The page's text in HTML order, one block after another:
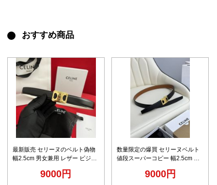
おすすめ商品
最新販売 セリーヌのベルト偽物
幅2.5cm 男女兼用 レザー ビジネ
9000円
数量限定の爆買 セリーヌベルト
値段スーパーコピー 幅2.5cm 優
9000円